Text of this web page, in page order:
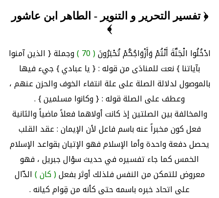
﴿ تفسير التحرير و التنوير - الطاهر ابن عاشور
﴾
ادْخُلُوا الْجَنَّةَ أَنْتُمْ وَأَزْوَاجُكُمْ تُحْبَرُونَ( 70 )
وجملة { الذين آمنوا
بآياتنا } نعت للمنادَى من قوله : { يا عبادي } جيء فيها
بالموصول لدلالة الصلة على علة انتفاء الخوف والحزن عنهم ،
وعطف على الصلة قوله : { وكانوا مسلمين } .
والمخالفة بين الصلتين إذ كانت أولاهما فعلاً ماضياً والثانية
فعل كون مخبراً عنه باسم فاعل لأن الإيمان : عقد القلب
يحصل دفعة واحدة وأما الإسلام فهو الإتيان بقواعد الإسلام
الخمس كما جاء تفسيره في حديث سؤال جبريل ، فهو
معروض للتمكن من النفس فلذلك أوثر بفعل( كان )الدّال
على اتحاد خبره باسمه حتى كأنه من قِوام كيانه .